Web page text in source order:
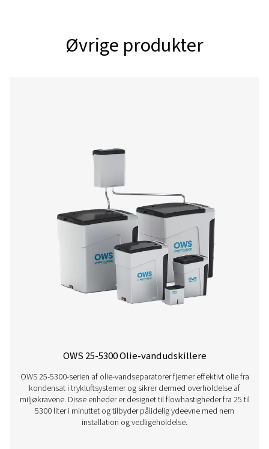
fugtighedsniveauer) indeholder luften generelt mere
luften, forkorter kontakttiden i enheden, så medierne
til at absorbere olien. Klimaforhold, der anvendes i
er defineret som følger: a. Kolde klimaforhold:
omgivelsestemperatur på 20 °C/68 °F – relativ
b. Normale klimaforhold: gennemsnitlig
25 °C/75 °F – relativ luftfugtighed på 50 % c. Varme
gennemsnitlig omgivelsestemperatur på 35 °C/95 °F –
luftfugtighed på 70 %
mineralbaserede smøremidler skal være som ovenfor,
kompressortype, kondensatafløbsteknologi eller klima,
det producerede kondensat ikke er en stabil emulsion.